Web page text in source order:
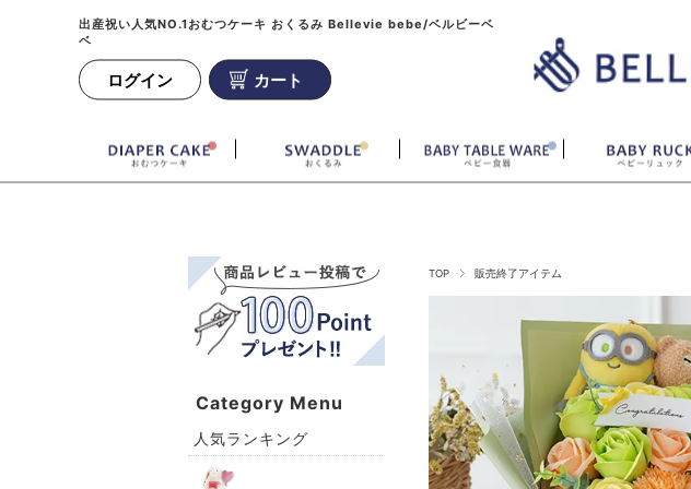
出産祝い人気NO.1おむつケーキ おくるみ Bellevie bebe/ベルビーベ
ベ
ログイン カート
TOP 販売終了アイテム
Category Menu
人気ランキング